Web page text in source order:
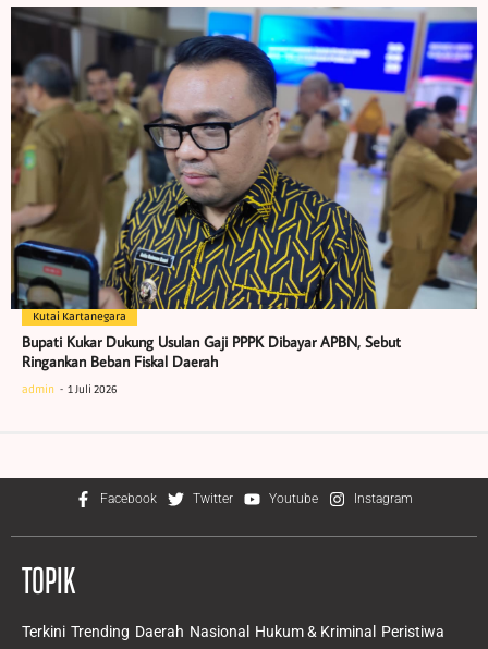
Kutai Kartanegara
Bupati Kukar Dukung Usulan Gaji PPPK Dibayar APBN, Sebut
Ringankan Beban Fiskal Daerah
admin 1 Juli 2026
Facebook Twitter Youtube Instagram
TOPIK
Terkini Trending Daerah Nasional Hukum & Kriminal Peristiwa